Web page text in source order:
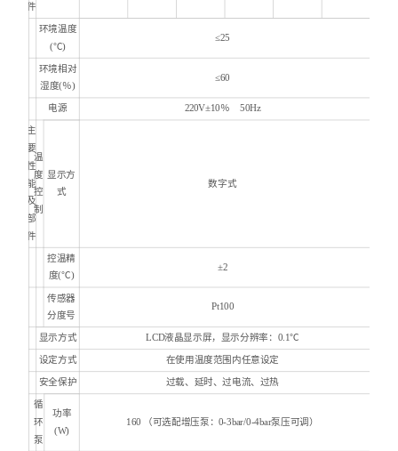
件
环境温度
(℃)
≤25
环境相对
湿度(％)
≤60
电源 220V±10％ 50Hz
主
要
性
能
及
部
件
温
度
控
制
显示方
式
数字式
控温精
度(℃)
±2
传感器
分度号
Pt100
显示方式 LCD液晶显示屏，显示分辨率：0.1℃
设定方式 在使用温度范围内任意设定
安全保护 过载、 延时、过电流、过热
循
环
泵
功率
(W)
160 （可选配增压泵：0-3bar/0-4bar泵压可调）